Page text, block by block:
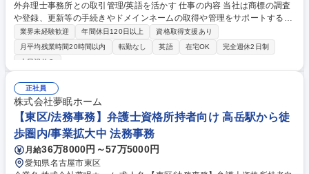
外弁理士事務所との取引管理/英語を活かす 仕事の内容 当社は商標の調査
や登録、更新等の手続きやドメインネームの取得や管理をサポートする企
業です。今回募集する購買担当者は、世界各国の弁理士・弁護士事務所と
の取引管理を担当していただきます。 【入社後にお任せする業務：購買担
当(英文事務)】 ■各国特許庁への申請費用や弁理士事務所のサービス費用
情報の入手・管理、取引契約の交渉・締結、 ■商標国際会議への参加を通
じた新規代理人の開拓やネットワーク拡充 ■インボイスの管理、業務を遂
行にあたり必要となる情報の収集 募集職種 赤坂【購買担当】商標事業専
門企業/海外弁理士事務所との取引管理/英語を活かす
業界未経験歓迎 年間休日120日以上
資格取得支援あり
月平均残業時間20時間以内
転勤なし 英語 在宅OK
完全週休2日制
土日祝休み
正社員
株式会社夢眠ホーム
【東区/法務事務】弁護士資格所持者向け 高岳駅から徒
歩圏内/事業拡大中 法務事務
月給36万8000円～57万5000円
愛知県名古屋市東区